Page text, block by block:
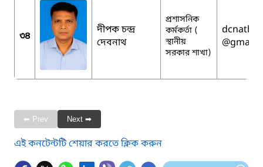
৩৪
দীপক চন্দ্র
দেবনাথ
প্রশাসনিক
কর্মকর্তা (
স্থানীয়
সরকার শাখা)
dcnath16
⬅ Prev Next ➡
এই কনটেন্টটি শেয়ার করতে ক্লিক করুন